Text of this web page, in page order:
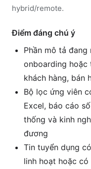
hybrid/remote.
Điểm đáng chú ý
Phần mô tả đang
onboarding hoặc
khách hàng, bán
Bộ lọc ứng viên
Excel, báo cáo
thống và kinh
đương
Tin tuyển dụng
linh hoạt hoặc